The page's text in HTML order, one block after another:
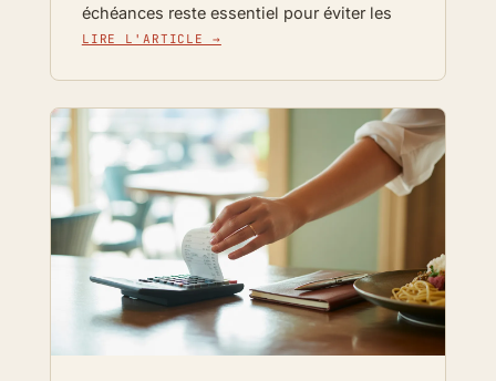
échéances reste essentiel pour éviter les
LIRE L'ARTICLE →